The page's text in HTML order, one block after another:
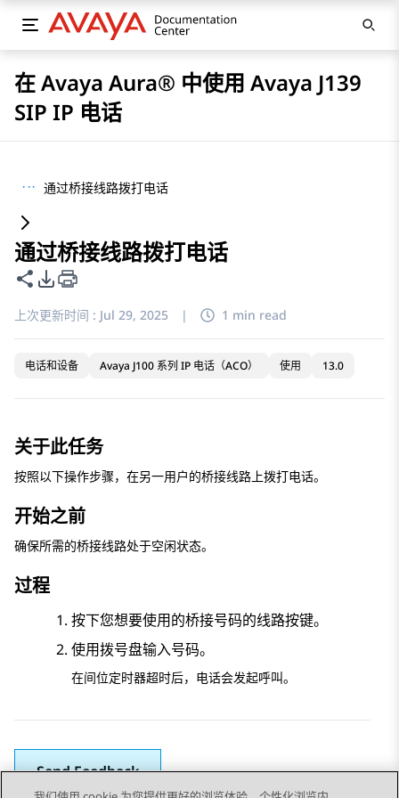
在 Avaya Aura® 中使用 Avaya J139
SIP IP 电话
··· 通过桥接线路拨打电话
通过桥接线路拨打电话
共享此页面
PDF 导出选项
上次更新时间 : Jul 29, 2025 | 1 min read
电话和设备 Avaya J100 系列 IP 电话（ACO） 使用 13.0
关于此任务
按照以下操作步骤，在另一用户的桥接线路上拨打电话。
开始之前
确保所需的桥接线路处于空闲状态。
过程
按下您想要使用的桥接号码的线路按键。
使用拨号盘输入号码。
在间位定时器超时后，电话会发起呼叫。
Send Feedback